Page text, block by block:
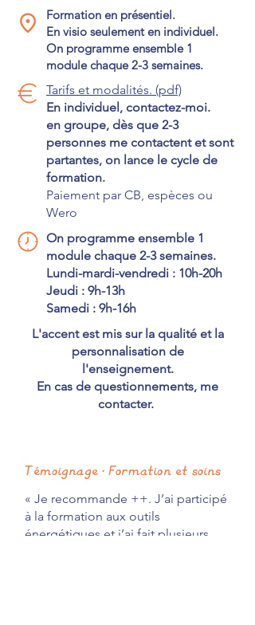
Formation en présentiel.
En visio seulement en individuel.
On programme ensemble 1
module chaque 2-3 semaines.
Tarifs et modalités. (pdf)
En individuel, contactez-moi.
en groupe, dès que 2-3
personnes me contactent et sont
partantes, on lance le cycle de
formation.
Paiement par CB, espèces ou
Wero
On programme ensemble 1
module chaque 2-3 semaines.
Lundi-mardi-vendredi : 10h-20h
Jeudi : 9h-13h
Samedi : 9h-16h
L'accent est mis sur la qualité et la
personnalisation de
l'enseignement.
En cas de questionnements, me
contacter.
Témoignage • Formation et soins
« Je recommande ++. J’ai participé
à la formation aux outils
énergétiques et j’ai fait plusieurs